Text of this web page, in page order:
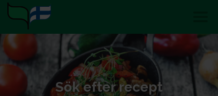
Sök efter recept